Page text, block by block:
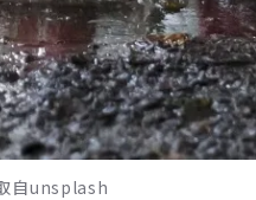
自unsplash